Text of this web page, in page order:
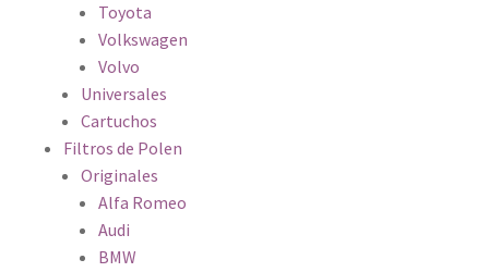
Toyota
Volkswagen
Volvo
Universales
Cartuchos
Filtros de Polen
Originales
Alfa Romeo
Audi
BMW